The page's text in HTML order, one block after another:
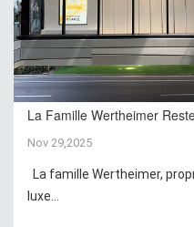
La Famille Wertheimer
Nov 29,2025
La famille Wertheimer,
luxe...